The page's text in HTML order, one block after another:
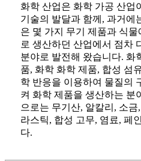
화학 산업은 화학 가공 산업
기술의 발달과 함께, 과거에
은 몇 가지 무기 제품과 식
로 생산하던 산업에서 점차
분야로 발전해 왔습니다. 화
품, 화학 화학 제품, 합성 섬
학 반응을 이용하여 물질의
켜 화학 제품을 생산하는 분
으로는 무기산, 알칼리, 소
라스틱, 합성 고무, 염료, 페
다.